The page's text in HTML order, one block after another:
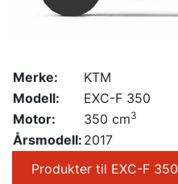
Merke:
KTM
Modell:
EXC-F 350
Motor:
350 cm3
Årsmodell: 2017
Produkter til EXC-F 350